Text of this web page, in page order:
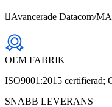
Avancerade Datacom/
OEM FABRIK
ISO9001:2015 certifierad;
SNABB LEVERANS